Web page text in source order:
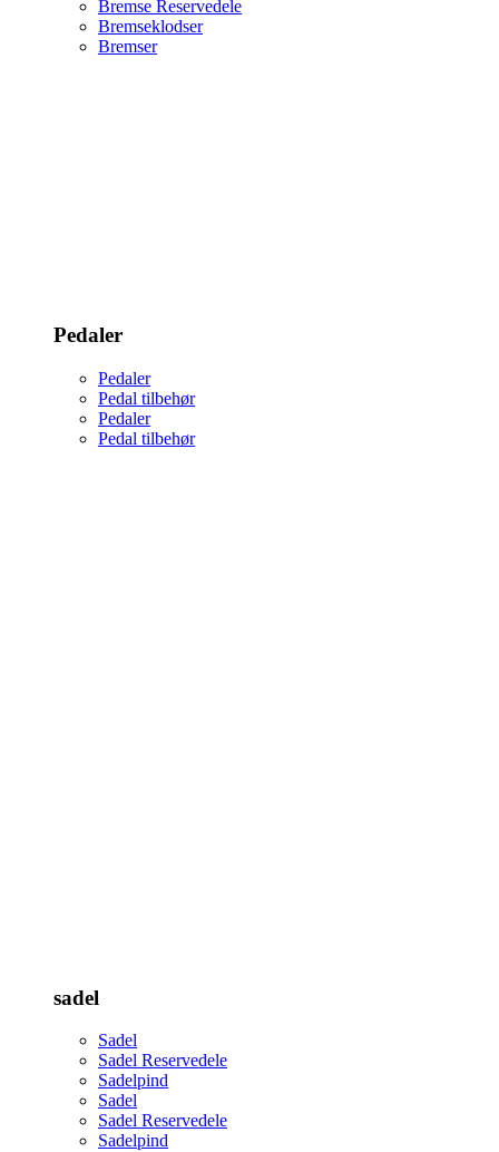
Bremse Reservedele
Bremseklodser
Bremser
Pedaler
Pedaler
Pedal tilbehør
Pedaler
Pedal tilbehør
sadel
Sadel
Sadel Reservedele
Sadelpind
Sadel
Sadel Reservedele
Sadelpind